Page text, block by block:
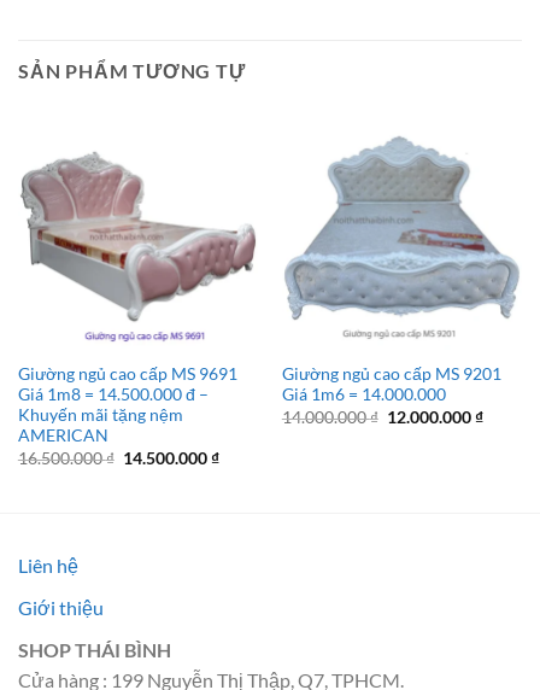
SẢN PHẨM TƯƠNG TỰ
Giường ngủ cao cấp MS 9691
Giá 1m8 = 14.500.000 đ –
Khuyến mãi tặng nệm
AMERICAN
16.500.000₫ Giá
14.500.000₫Giá
Giường ngủ cao cấp MS 9201
Giá 1m6 = 14.000.000
14.000.000₫ Giá
12.000.000₫Giá
Liên hệ
Giới thiệu
SHOP THÁI BÌNH
Cửa hàng : 199 Nguyễn Thị Thập, Q7, TPHCM.